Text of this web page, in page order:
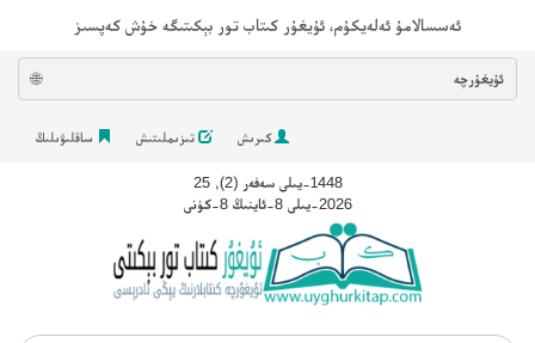
ئەسسالامۇ ئەلەيكۇم، ئۇيغۇر كىتاب تور بېكىتىگە خۇش كەپسىز
ئۇيغۇرچە 🌐
كىرىش تىزىملىتىش ساقلىۋىلىڭ
1448-يىلى سەفەر (2), 25
2026-يىلى 8-ئاينىڭ 8-كۈنى